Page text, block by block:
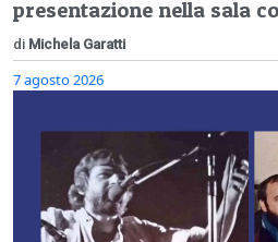
presentazione nella sala
di Michela Garatti
7 agosto 2026